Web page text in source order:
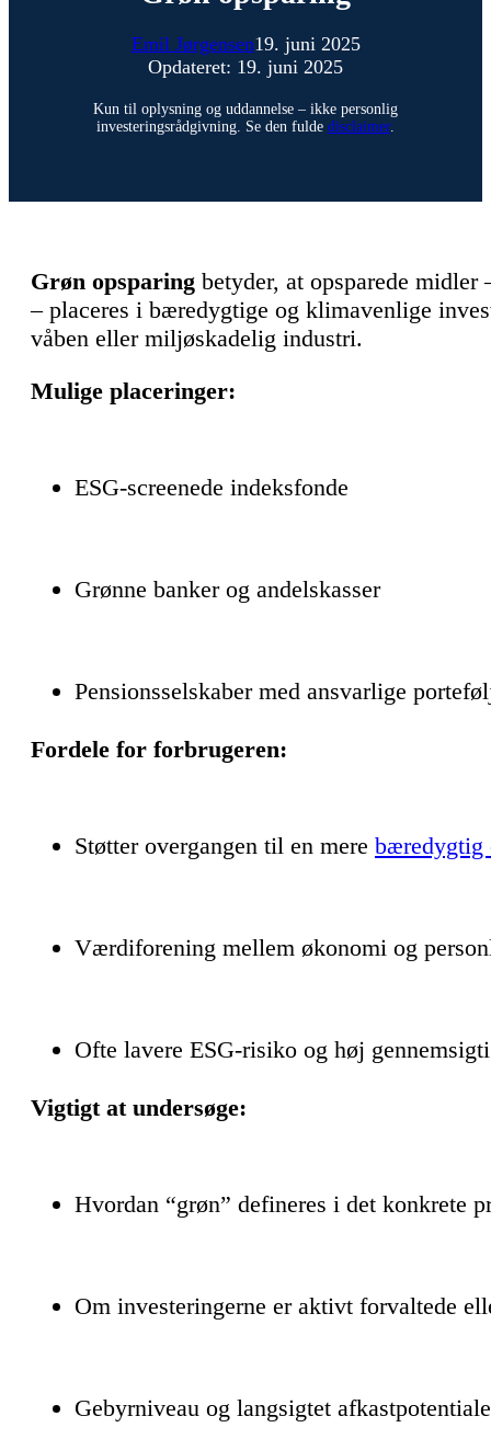
Emil Jørgensen19. juni 2025
Opdateret: 19. juni 2025
Kun til oplysning og uddannelse – ikke personlig
investeringsrådgivning. Se den fulde disclaimer.
Grøn opsparing betyder, at opsparede
– placeres i bæredygtige og klimavenlige
våben eller miljøskadelig industri.
Mulige placeringer:
ESG-screenede indeksfonde
Grønne banker og andelskasser
Pensionsselskaber med ansvarlige
Fordele for forbrugeren:
Støtter overgangen til en mere bæredygtig
Værdiforening mellem økonomi og
Ofte lavere ESG-risiko og høj
Vigtigt at undersøge:
Hvordan “grøn” defineres i det konkrete
Om investeringerne er aktivt forvaltede
Gebyrniveau og langsigtet afkastpotentiale